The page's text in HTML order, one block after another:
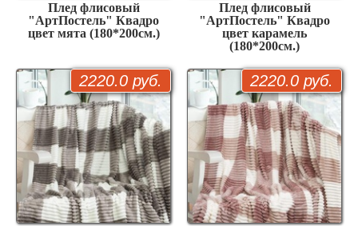
Плед флисовый
"АртПостель" Квадро
цвет мята (180*200см.)
Плед флисовый
"АртПостель" Квадро
цвет карамель
(180*200см.)
2220.0 руб. 2220.0 руб.